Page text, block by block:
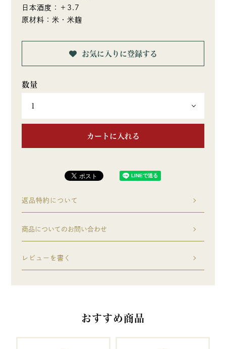
日本酒度：＋3.7
原材料：米・米麹
お気に入りに登録する
カートに入れる
返品特約について
商品についてのお問い合わせ
レビューを書く
おすすめ商品